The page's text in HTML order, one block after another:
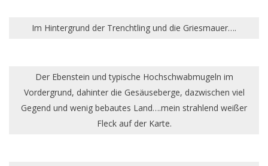
Im Hintergrund der Trenchtling und die Griesmauer….
Der Ebenstein und typische Hochschwabmugeln im
Vordergrund, dahinter die Gesäuseberge, dazwischen viel
Gegend und wenig bebautes Land….mein strahlend weißer
Fleck auf der Karte.